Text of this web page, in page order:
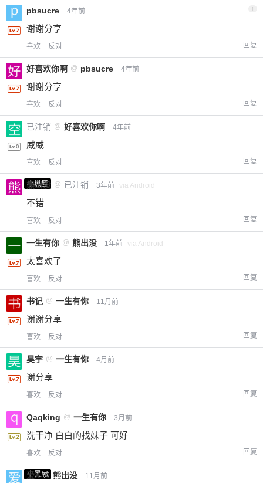
pbsucre 4年前 1
谢谢分享
喜欢 反对 回复
好喜欢你啊 @ pbsucre 4年前
谢谢分享
喜欢 反对 回复
已注销 @ 好喜欢你啊 4年前
威威
喜欢 反对 回复
小黑屋
熊出没 @ 已注销 3年前 via Android
不错
喜欢 反对 回复
一生有你 @ 熊出没 1年前 via Android
太喜欢了
喜欢 反对 回复
书记 @ 一生有你 11月前
谢谢分享
喜欢 反对 回复
昊宇 @ 一生有你 4月前
谢分享
喜欢 反对 回复
Qaqking @ 一生有你 3月前
洗干净 白白的找妹子 可好
喜欢 反对 回复
小黑屋
爱X @ 熊出没 11月前